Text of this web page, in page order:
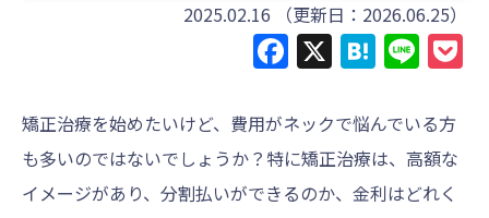
2025.02.16 （更新日：2026.06.25）
Facebook
X Line
矯正治療を始めたいけど、費用がネックで悩んでいる方
も多いのではないでしょうか？特に矯正治療は、高額な
イメージがあり、分割払いができるのか、金利はどれく